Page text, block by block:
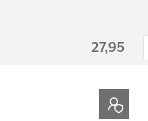
27,95